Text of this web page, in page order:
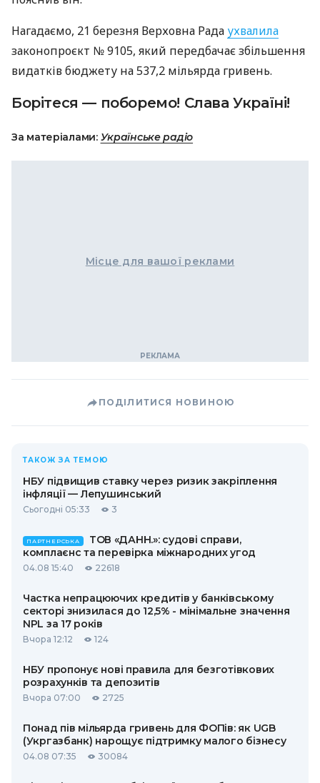
Нагадаємо, 21 березня Верховна Рада ухвалила
законопроєкт № 9105, який передбачає збільшення
видатків бюджету на 537,2 мільярда гривень.
Борітеся — поборемо! Слава Україні!
За матеріалами: Українське радіо
Місце для вашої реклами
ПОДІЛИТИСЯ НОВИНОЮ
ТАКОЖ ЗА ТЕМОЮ
НБУ підвищив ставку через ризик закріплення
інфляції — Лепушинський
Сьогодні 05:33 3
ПАРТНЕРСЬКА
ТОВ «ДАНН.»: судові справи,
комплаєнс та перевірка міжнародних угод
04.08 15:40 22618
Частка непрацюючих кредитів у банківському
секторі знизилася до 12,5% - мінімальне значення
NPL за 17 років
Вчора 12:12 124
НБУ пропонує нові правила для безготівкових
розрахунків та депозитів
Вчора 07:00 2725
Понад пів мільярда гривень для ФОПів: як UGB
(Укргазбанк) нарощує підтримку малого бізнесу
04.08 07:35 30084